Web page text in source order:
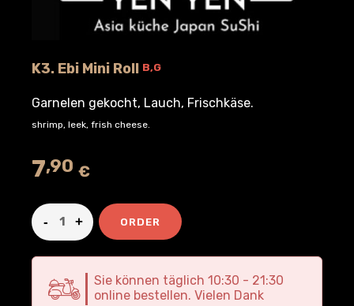
K3. Ebi Mini Roll B,G
Garnelen gekocht, Lauch, Frischkäse.
shrimp, leek, frish cheese.
7,90 €
ORDER
Sie können täglich 10:30 - 21:30
online bestellen. Vielen Dank